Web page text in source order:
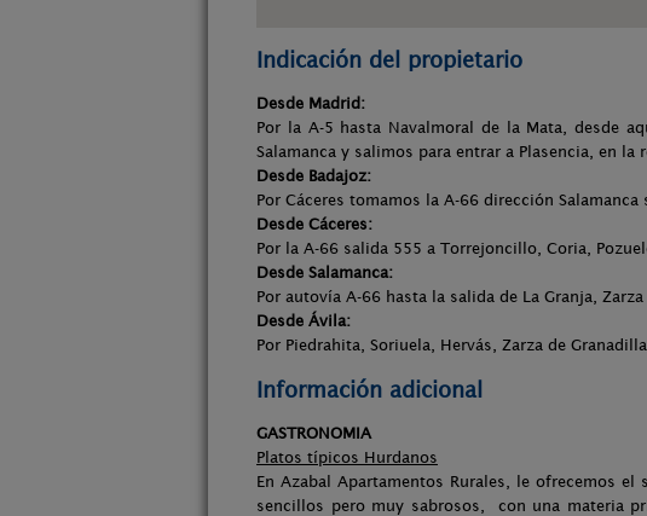
Indicación del propietario
Desde Madrid:
Por la A-5 hasta Navalmoral de la Mata, desde
Salamanca y salimos para entrar a Plasencia, en
Desde Badajoz:
Por Cáceres tomamos la A-66 dirección
Desde Cáceres:
Por la A-66 salida 555 a Torrejoncillo, Coria,
Desde Salamanca:
Por autovía A-66 hasta la salida de La Granja,
Desde Ávila:
Por Piedrahita, Soriuela, Hervás, Zarza de
Información adicional
GASTRONOMIA
Platos típicos Hurdanos
En Azabal Apartamentos Rurales, le ofrecemos
sencillos pero muy sabrosos, con una materia